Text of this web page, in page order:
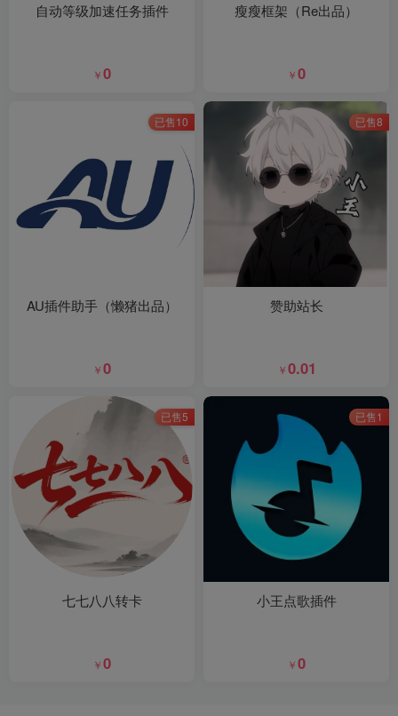
自动等级加速任务插件
￥0
瘦瘦框架（Re出品）
￥0
已售10
AU插件助手（懒猪出品）
￥0
已售8
赞助站长
￥0.01
已售5
七七八八转卡
￥0
已售1
小王点歌插件
￥0